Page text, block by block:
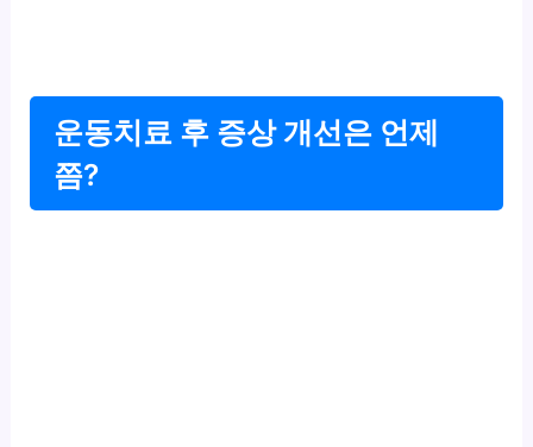
운동치료 후 증상 개선은 언제
쯤?